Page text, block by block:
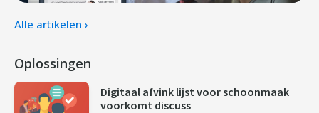
Alle artikelen ›
Oplossingen
Digitaal afvink lijst voor schoonmaak
voorkomt discuss